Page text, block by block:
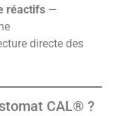
réactifs —
directe des
CAL® ?